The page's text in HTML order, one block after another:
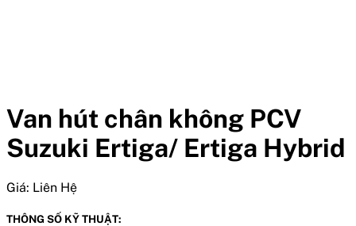
Van hút chân không PCV
Suzuki Ertiga/ Ertiga Hybrid
Giá: Liên Hệ
THÔNG SỐ KỸ THUẬT: